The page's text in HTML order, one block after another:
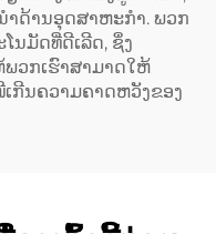
ຳດ້ານອຸດສາຫະກຳ. ພວກ
ນມັດທີ່ດີເລີດ, ຊຶ່ງ
ພວກເຮົາສາມາດໃຫ້
ກີນຄວາມຄາດຫວັງຂອງ